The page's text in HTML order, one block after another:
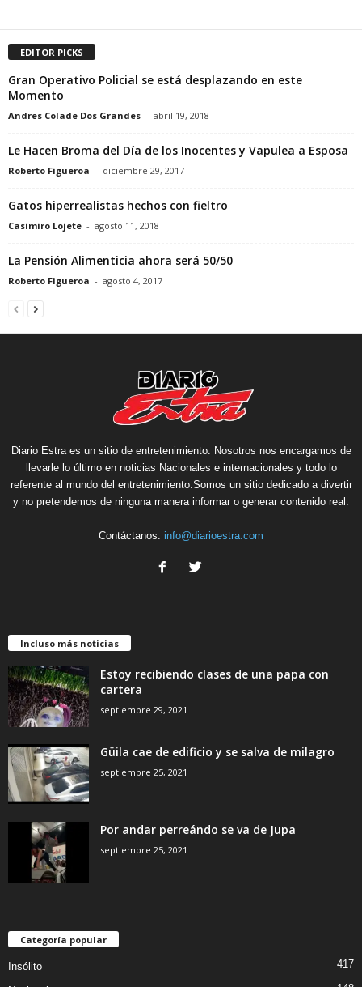
EDITOR PICKS
Gran Operativo Policial se está desplazando en este
Momento
Andres Colade Dos Grandes - abril 19, 2018
Le Hacen Broma del Día de los Inocentes y Vapulea a Esposa
Roberto Figueroa - diciembre 29, 2017
Gatos hiperrealistas hechos con fieltro
Casimiro Lojete - agosto 11, 2018
La Pensión Alimenticia ahora será 50/50
Roberto Figueroa - agosto 4, 2017
Diario Estra es un sitio de entretenimiento. Nosotros nos encargamos de
llevarle lo último en noticias Nacionales e internacionales y todo lo
referente al mundo del entretenimiento.Somos un sitio dedicado a divertir
y no pretendemos de ninguna manera informar o generar contenido real.
Contáctanos: info@diarioestra.com
Incluso más noticias
Estoy recibiendo clases de una papa con
cartera
septiembre 29, 2021
Güila cae de edificio y se salva de milagro
septiembre 25, 2021
Por andar perreándo se va de Jupa
septiembre 25, 2021
Categoría popular
Insólito 417